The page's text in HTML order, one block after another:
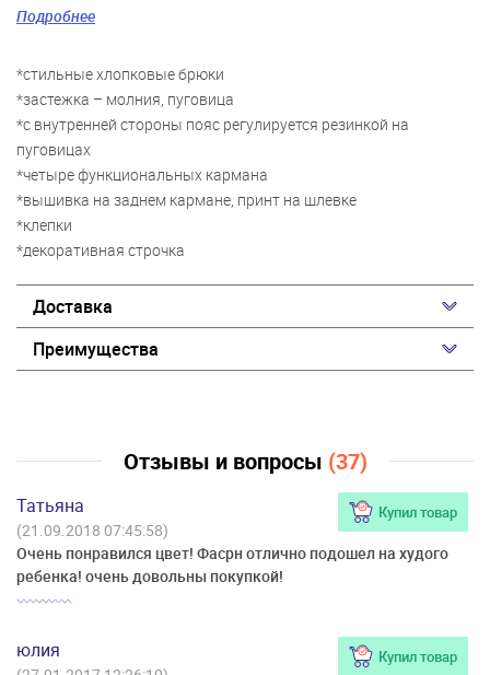
Возраст: 3 года, 4 года, 5 лет, 6 лет, 7 лет, 8 лет
Подробнее
*стильные хлопковые брюки
*застежка – молния, пуговица
*с внутренней стороны пояс регулируется резинкой на
пуговицах
*четыре функциональных кармана
*вышивка на заднем кармане, принт на шлевке
*клепки
*декоративная строчка
Доставка
Преимущества
Отзывы и вопросы (37)
Татьяна Купил товар
(21.09.2018 07:45:58)
Очень понравился цвет! Фасрн отлично подошел на худого
ребенка! очень довольны покупкой!
юлия Купил товар